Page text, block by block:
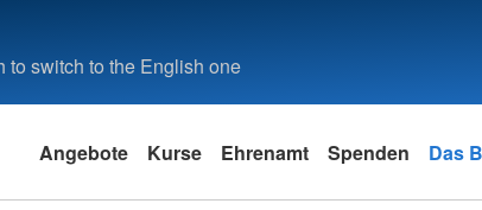
to switch to the English one
Angebote Kurse Ehrenamt Spenden Das